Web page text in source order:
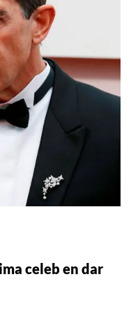
celeb en dar